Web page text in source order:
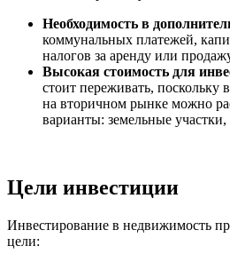
Необходимость в
коммунальных платежей,
налогов за аренду или
Высокая стоимость для
стоит переживать, поскольку
на вторичном рынке можно
варианты: земельные
Цели инвестиции
Инвестирование в недвижимость
цели: